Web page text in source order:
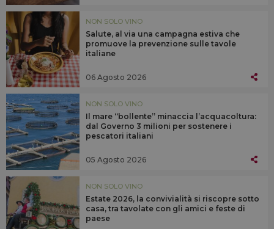
NON SOLO VINO
Salute, al via una campagna estiva che
promuove la prevenzione sulle tavole
italiane
06 Agosto 2026
NON SOLO VINO
Il mare “bollente” minaccia l’acquacoltura:
dal Governo 3 milioni per sostenere i
pescatori italiani
05 Agosto 2026
NON SOLO VINO
Estate 2026, la convivialità si riscopre sotto
casa, tra tavolate con gli amici e feste di
paese